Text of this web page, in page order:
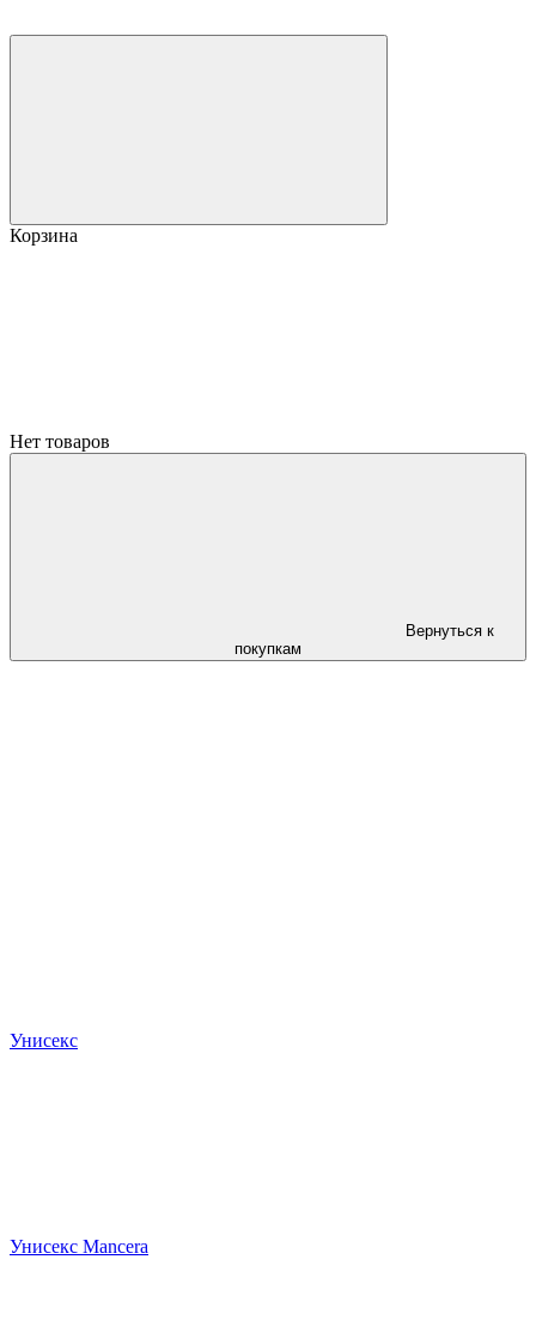
Корзина
Нет товаров
Вернуться к
покупкам
Унисекс
Унисекс Mancera